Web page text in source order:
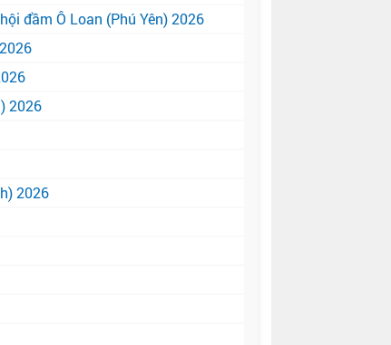
đầm Ô Loan (Phú Yên) 2026
2026
2026